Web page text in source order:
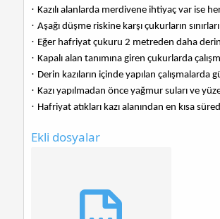
· Kazılı alanlarda merdivene ihtiyaç var ise
· Aşağı düşme riskine karşı çukurların
· Eğer hafriyat çukuru 2 metreden daha
· Kapalı alan tanımına giren çukurlarda
· Derin kazıların içinde yapılan
· Kazı yapılmadan önce yağmur suları ve
· Hafriyat atıkları kazı alanından en kısa
Ekli dosyalar